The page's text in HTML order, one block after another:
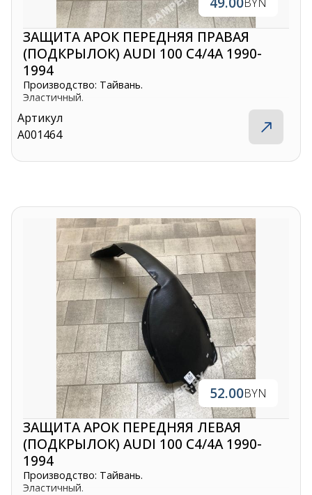
ЗАЩИТА АРОК ПЕРЕДНЯЯ ПРАВАЯ
(ПОДКРЫЛОК) AUDI 100 C4/4A 1990-
1994
Производство: Тайвань.
Эластичный.
Артикул
A001464
52.00BYN
ЗАЩИТА АРОК ПЕРЕДНЯЯ ЛЕВАЯ
(ПОДКРЫЛОК) AUDI 100 C4/4A 1990-
1994
Производство: Тайвань.
Эластичный.